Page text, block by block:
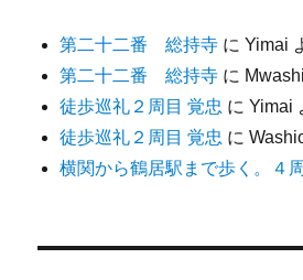
第二十二番 総持寺 にYimai
第二十二番 総持寺 に Mwashi
徒歩巡礼２周目 覚忠 にYimai
徒歩巡礼２周目 覚忠 に
横関から鶴居駅まで歩く。４